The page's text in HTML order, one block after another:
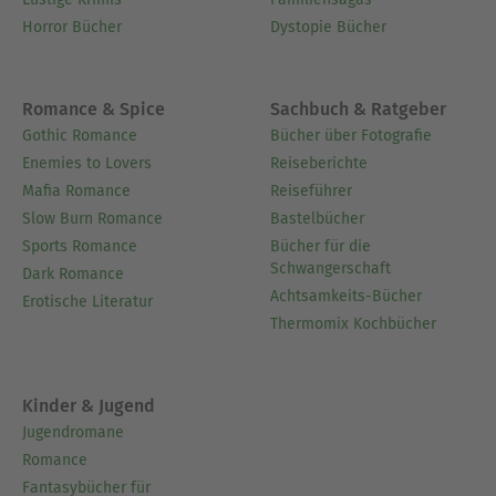
Horror Bücher
Dystopie Bücher
Romance & Spice
Gothic Romance
Enemies to Lovers
Mafia Romance
Slow Burn Romance
Sports Romance
Dark Romance
Erotische Literatur
Sachbuch & Ratgeber
Bücher über Fotografie
Reiseberichte
Reiseführer
Bastelbücher
Bücher für die
Schwangerschaft
Achtsamkeits-Bücher
Thermomix Kochbücher
Kinder & Jugend
Jugendromane
Romance
Fantasybücher für